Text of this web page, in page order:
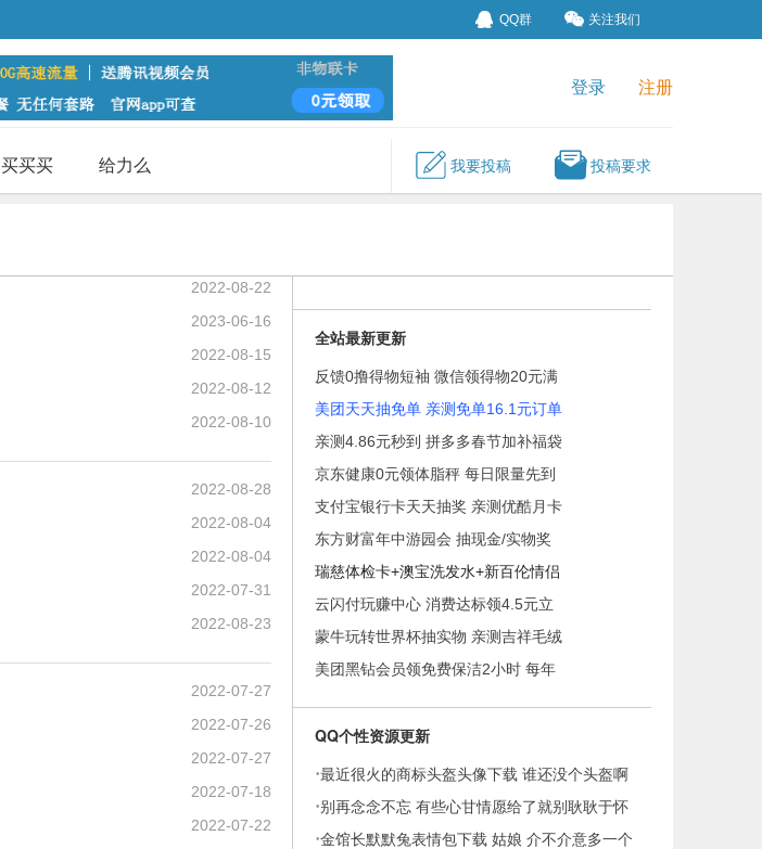
QQ群 关注我们
登录 注册
买买买 给力么 我要投稿 投稿要求
2022-08-22
2023-06-16
2022-08-15
2022-08-12
2022-08-10
2022-08-28
2022-08-04
2022-08-04
2022-07-31
2022-08-23
2022-07-27
2022-07-26
2022-07-27
2022-07-18
2022-07-22
全站最新更新
反馈0撸得物短袖 微信领得物20元满
美团天天抽免单 亲测免单16.1元订单
亲测4.86元秒到 拼多多春节加补福袋
京东健康0元领体脂秤 每日限量先到
支付宝银行卡天天抽奖 亲测优酷月卡
东方财富年中游园会 抽现金/实物奖
瑞慈体检卡+澳宝洗发水+新百伦情侣
云闪付玩赚中心 消费达标领4.5元立
蒙牛玩转世界杯抽实物 亲测吉祥毛绒
美团黑钻会员领免费保洁2小时 每年
QQ个性资源更新
·最近很火的商标头盔头像下载 谁还没个头盔啊
·别再念念不忘 有些心甘情愿给了就别耿耿于怀
男生
·金馆长默默兔表情包下载 姑娘 介不介意多一个